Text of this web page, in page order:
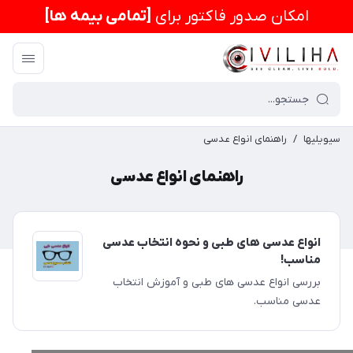
امكان صدور فاکتور برای [تمامی بیمه ها]
سیویلیها / راهنمای انواع عدسی
راهنمای انواع عدسی
انواع عدسی های طبی و نحوه انتخاب عدسی
مناسب!
بررسی انواع عدسی های طبی و آموزش انتخاب
عدسی مناسب.